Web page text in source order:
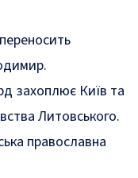
захоплює Київ та
Литовського.
православна